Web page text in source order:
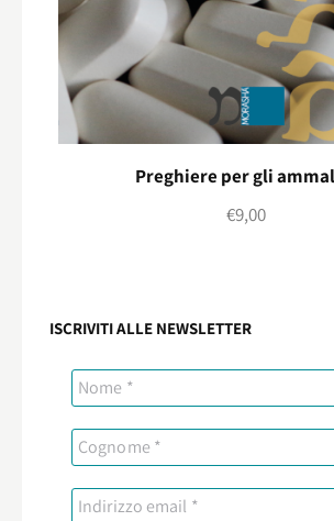
Preghiere per gli
€9,00
ISCRIVITI ALLE NEWSLETTER